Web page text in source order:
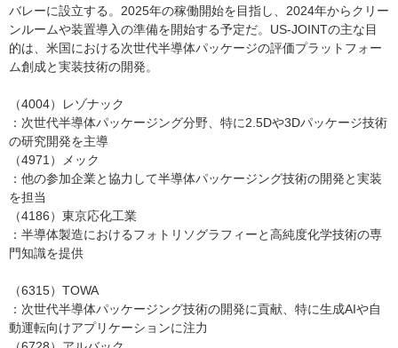
バレーに設立する。2025年の稼働開始を目指し、2024年からクリー
ンルームや装置導入の準備を開始する予定だ。US-JOINTの主な目
的は、米国における次世代半導体パッケージの評価プラットフォー
ム創成と実装技術の開発。
（4004）レゾナック
：次世代半導体パッケージング分野、特に2.5Dや3Dパッケージ技術
の研究開発を主導
（4971）メック
：他の参加企業と協力して半導体パッケージング技術の開発と実装
を担当
（4186）東京応化工業
：半導体製造におけるフォトリソグラフィーと高純度化学技術の専
門知識を提供
（6315）TOWA
：次世代半導体パッケージング技術の開発に貢献、特に生成AIや自
動運転向けアプリケーションに注力